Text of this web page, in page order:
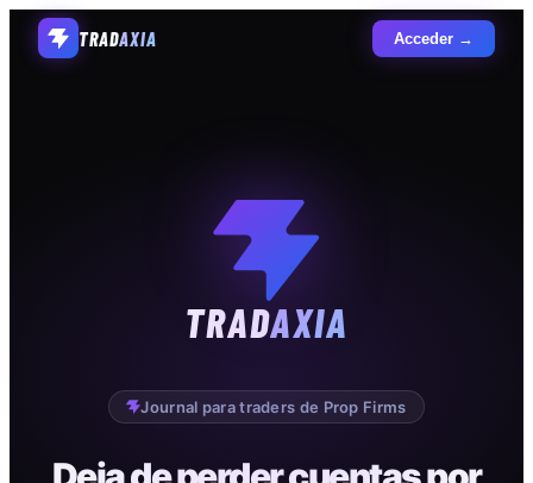
TRADAXIA Acceder →
TRADAXIA
Journal para traders de Prop Firms